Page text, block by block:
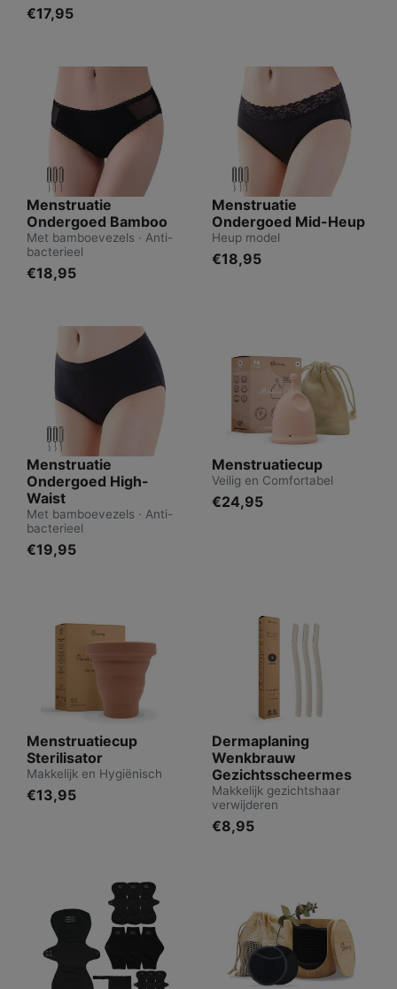
€17,95
Menstruatie
Ondergoed Bamboo
Met bamboevezels · Anti-
bacterieel
€18,95
Menstruatie
Ondergoed Mid-Heup
Heup model
€18,95
Menstruatie
Ondergoed High-
Waist
Met bamboevezels · Anti-
bacterieel
€19,95
Menstruatiecup
Veilig en Comfortabel
€24,95
Menstruatiecup
Sterilisator
Makkelijk en Hygiënisch
€13,95
Dermaplaning
Wenkbrauw
Gezichtsscheermes
Makkelijk gezichtshaar
verwijderen
€8,95